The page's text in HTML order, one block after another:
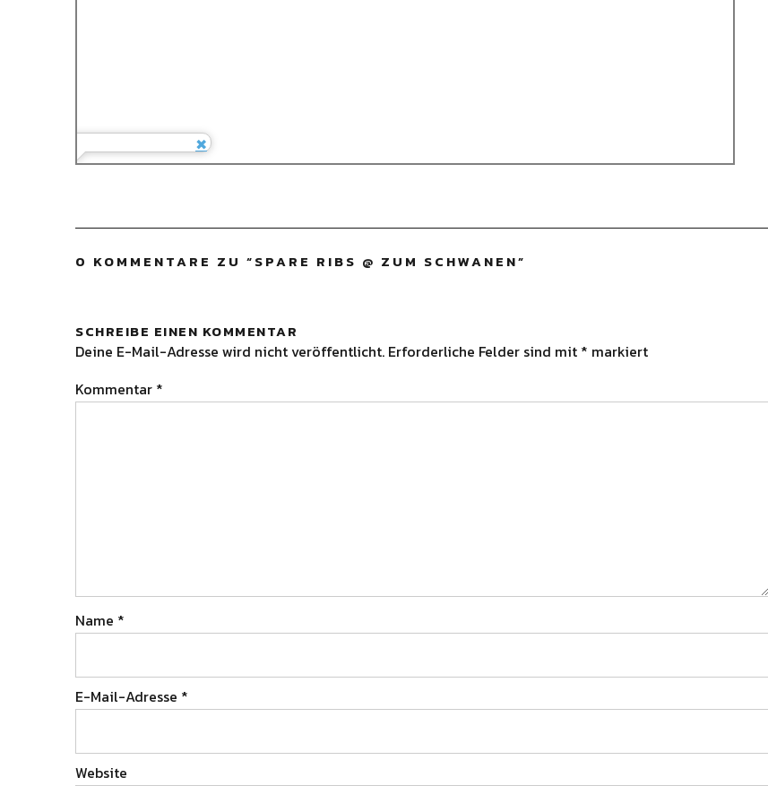
0 KOMMENTARE ZU “SPARE RIBS @ ZUM SCHWANEN”
SCHREIBE EINEN KOMMENTAR
Deine E-Mail-Adresse wird nicht veröffentlicht. Erforderliche Felder sind mit * markiert
Kommentar *
Name *
E-Mail-Adresse *
Website